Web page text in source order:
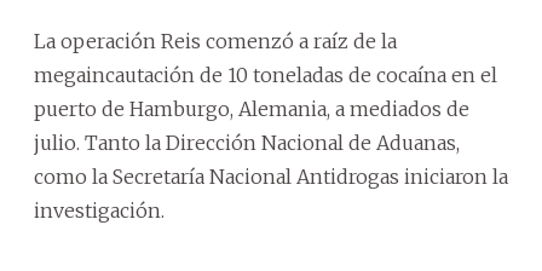
La operación Reis comenzó a raíz de la
megaincautación de 10 toneladas de cocaína en el
puerto de Hamburgo, Alemania, a mediados de
julio. Tanto la Dirección Nacional de Aduanas,
como la Secretaría Nacional Antidrogas iniciaron la
investigación.